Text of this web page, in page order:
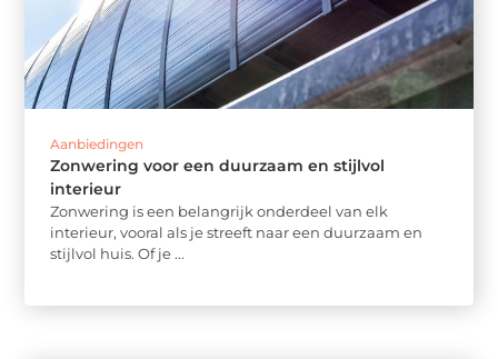
Aanbiedingen
Zonwering voor een duurzaam en stijlvol
interieur
Zonwering is een belangrijk onderdeel van elk
interieur, vooral als je streeft naar een duurzaam en
stijlvol huis. Of je ...